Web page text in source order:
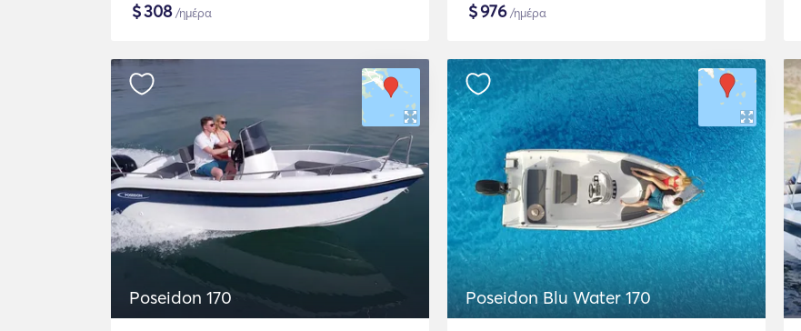
$308/ημέρα $976/ημέρα
Poseidon 170 Poseidon Blu Water 170